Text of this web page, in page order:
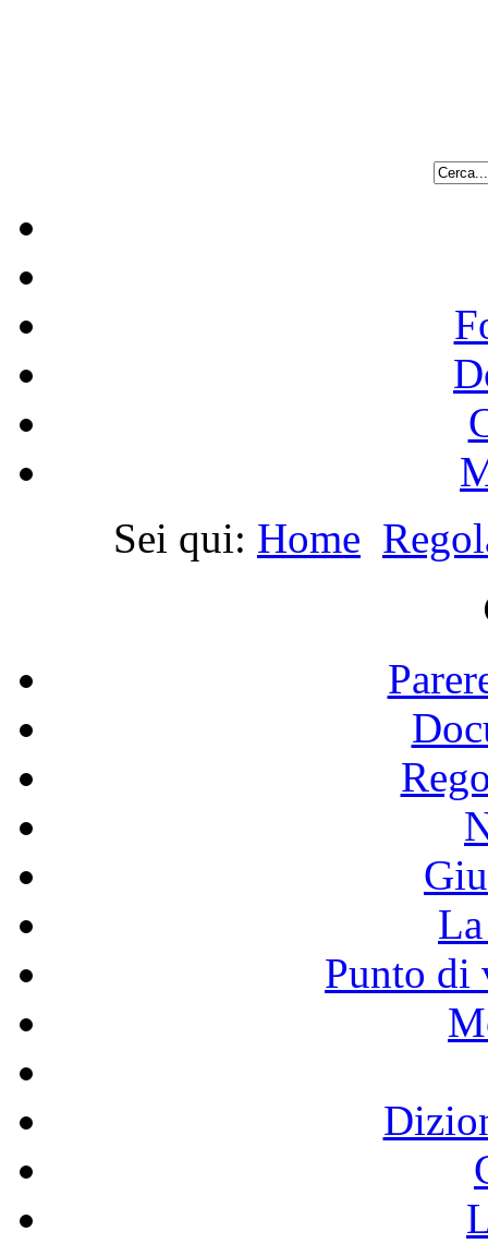
Sei qui: Home
Punto di